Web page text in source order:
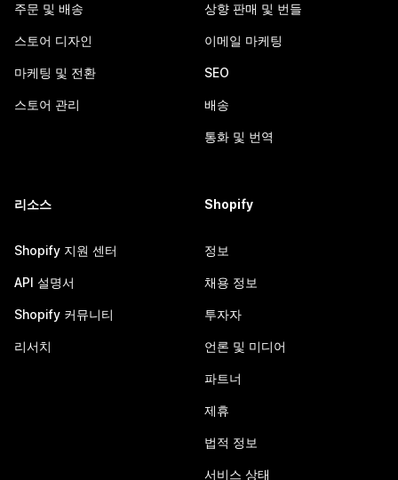
주문 및 배송
스토어 디자인
마케팅 및 전환
스토어 관리
상향 판매 및 번들
이메일 마케팅
SEO
배송
통화 및 번역
리소스
Shopify 지원 센터
API 설명서
Shopify 커뮤니티
리서치
Shopify
정보
채용 정보
투자자
언론 및 미디어
파트너
제휴
법적 정보
서비스 상태